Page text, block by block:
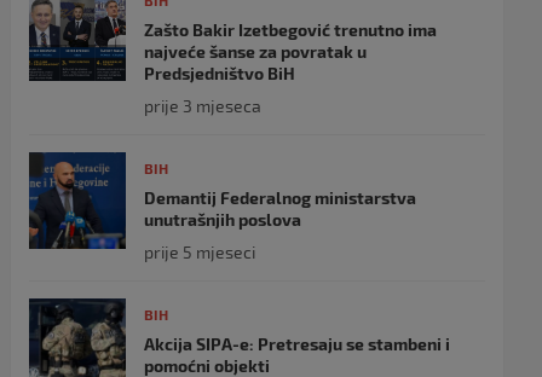
Zašto Bakir Izetbegović trenutno ima
najveće šanse za povratak u
Predsjedništvo BiH
prije 3 mjeseca
BIH
Demantij Federalnog ministarstva
unutrašnjih poslova
prije 5 mjeseci
BIH
Akcija SIPA-e: Pretresaju se stambeni i
pomoćni objekti